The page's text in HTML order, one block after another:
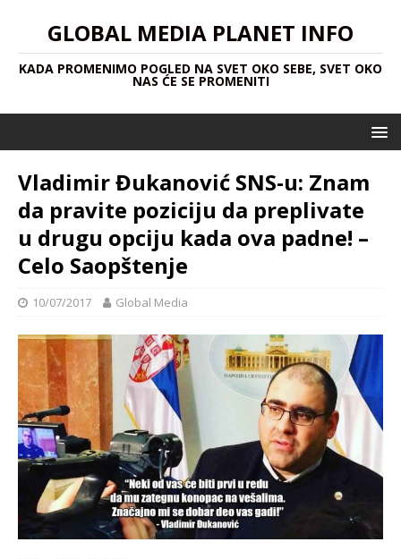
GLOBAL MEDIA PLANET INFO
KADA PROMENIMO POGLED NA SVET OKO SEBE, SVET OKO
NAS ĆE SE PROMENITI
Vladimir Đukanović SNS-u: Znam
da pravite poziciju da preplivate
u drugu opciju kada ova padne! –
Celo Saopštenje
10/07/2017 Global Media